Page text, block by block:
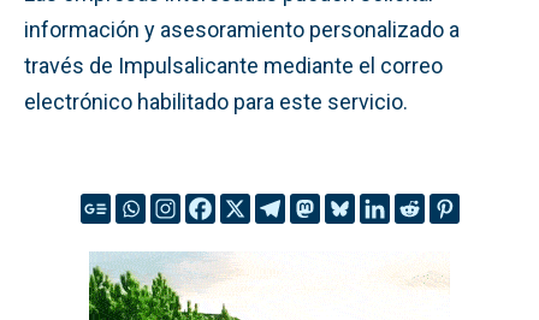
información y asesoramiento personalizado a
través de Impulsalicante mediante el correo
electrónico habilitado para este servicio.